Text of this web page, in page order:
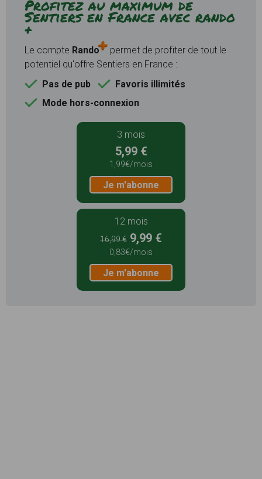
Profitez au maximum de
Sentiers en France avec rando
+
Le compte Rando
permet de profiter de tout le
potentiel qu'offre Sentiers en France :
Pas de pub
Favoris illimités
Mode hors-connexion
3 mois
5,99 €
1,99€/mois
Je m'abonne
12 mois
16,99 € 9,99 €
0,83€/mois
Je m'abonne